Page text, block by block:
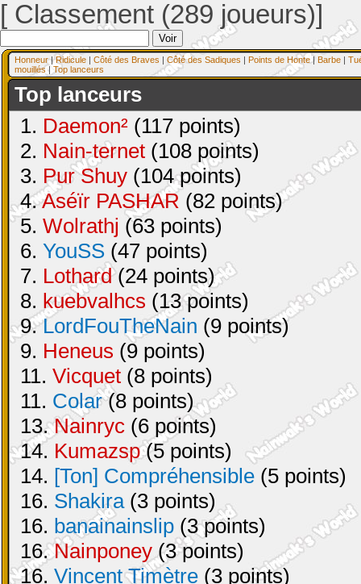
[ Classement (289 joueurs)]
Honneur|Ridicule | Côté des Braves | Côté des Sadiques | Points de Honte| Barbe |
mouillés| Top lanceurs
Top lanceurs
1. Daemon² (117 points)
2. Nain-ternet (108 points)
3. Pur Shuy (104 points)
4.Aséïr PASHAR (82 points)
5. Wolrathj (63 points)
6. YouSS (47 points)
7. Lothard(24 points)
8. kuebvalhcs (13 points)
9.LordFouTheNain (9 points)
9. Heneus (9 points)
11. Vicquet (8 points)
11. Colar(8 points)
13.Nainryc (6 points)
14. Kumazsp(5 points)
14. [Ton] Compréhensible (5 points)
16. Shakira(3 points)
16. banainainslip (3 points)
16.Nainponey(3 points)
16. Vincent Timètre (3 points)